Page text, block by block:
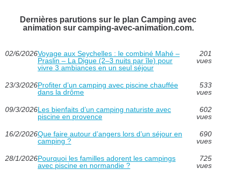
Dernières parutions sur le plan Camping avec
animation sur camping-avec-animation.com.
02/6/2026Voyage aux Seychelles : le combiné Mahé –
Praslin – La Digue (2–3 nuits par île) pour
vivre 3 ambiances en un seul séjour
201
vues
23/3/2026Profiter d’un camping avec piscine chauffée
dans la drôme
533
vues
09/3/2026Les bienfaits d’un camping naturiste avec
piscine en provence
602
vues
16/2/2026Que faire autour d’angers lors d’un séjour en
camping ?
690
vues
28/1/2026Pourquoi les familles adorent les campings
avec piscine en normandie ?
725
vues